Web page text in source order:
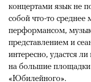
концертами язык не
собой что-то
перформансом,
представлением и
интересно, удастся
на большие площадки
«Юбилейного».